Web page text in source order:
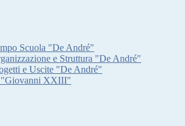
Scuola "De André"
e Struttura "De André"
e Uscite "De André"
"Giovanni XXIII"